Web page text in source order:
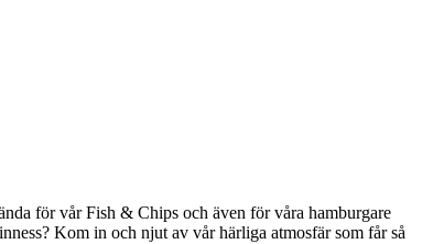
för vår Fish & Chips och även för våra hamburgare
Kom in och njut av vår härliga atmosfär som får så